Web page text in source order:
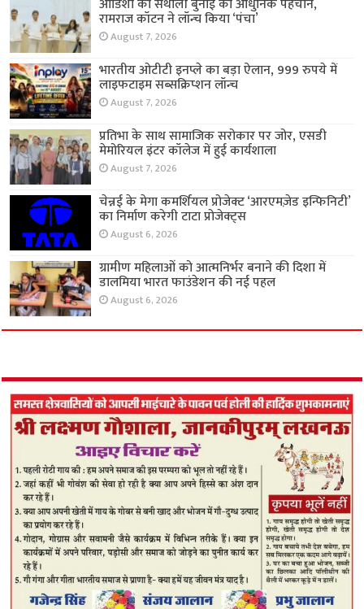
रामराज कॉटन ने लॉन्च किया ‘पंचा’
August 7, 2026
भारतीय ओटीटी इनप्ले का बड़ा ऐलान, 999 रुपये में
लाइफटाइम सब्सक्रिप्शन लॉन्च
August 7, 2026
प्रतिभा के साथ सामाजिक सरोकार पर जोर, एसडी
मेमोरियल इंटर कॉलेज में हुई कार्यशाला
August 7, 2026
चेन्नई के मेगा कमर्शियल प्रोजेक्ट ‘आरएमज़ेड इन्फिनिटी’
का निर्माण करेगी टाटा प्रोजेक्ट्स
August 6, 2026
ग्रामीण महिलाओं को आत्मनिर्भर बनाने की दिशा में
डालमिया भारत फाउंडेशन की नई पहल
August 6, 2026